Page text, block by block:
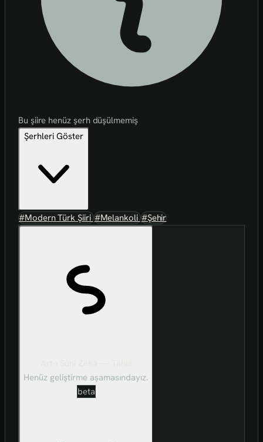
Bu şiire henüz şerh düşülmemiş
Şerhleri Göster
#Modern Türk Şiiri#Melankoli#Şehir
Henüz geliştirme aşamasındayız.
beta